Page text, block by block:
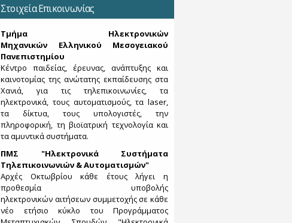
Στοιχεία Επικοινωνίας
Τμήμα Ηλεκτρονικών
Μηχανικών Ελληνικού Μεσογειακού
Πανεπιστημίου
Κέντρο παιδείας, έρευνας, ανάπτυξης και
καινοτομίας της ανώτατης εκπαίδευσης στα
Χανιά, για τις τηλεπικοινωνίες, τα
ηλεκτρονικά, τους αυτοματισμούς, τα laser,
τα δίκτυα, τους υπολογιστές, την
πληροφορική, τη βιοϊατρική τεχνολογία και
τα αμυντικά συστήματα.
ΠΜΣ "Ηλεκτρονικά Συστήματα
Τηλεπικοινωνιών & Αυτοματισμών"
Αρχές Οκτωβρίου κάθε έτους λήγει η
προθεσμία υποβολής
ηλεκτρονικών αιτήσεων συμμετοχής σε κάθε
νέο ετήσιο κύκλο του Προγράμματος